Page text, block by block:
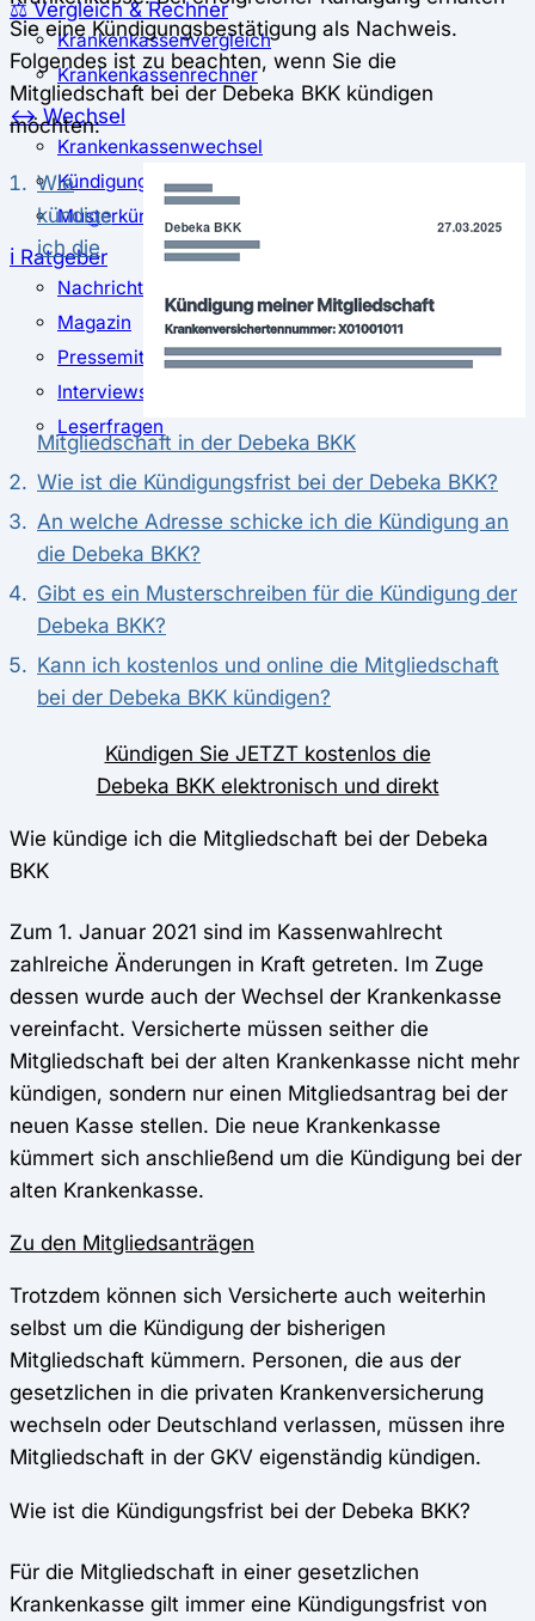
⚖️ Vergleich & Rechner
Krankenkassenvergleich
Krankenkassenrechner
↔ Wechsel
Krankenkassenwechsel
Kündigung
Musterkündigung
ℹ Ratgeber
Nachrichten
Magazin
Pressemitteilungen
Interviews
Leserfragen
Sie eine Kündigungsbestätigung als Nachweis.
Folgendes ist zu beachten, wenn Sie die
Mitgliedschaft bei der Debeka BKK kündigen
möchten:
Wie
kündige
ich die
Mitgliedschaft in der Debeka BKK
Wie ist die Kündigungsfrist bei der Debeka BKK?
An welche Adresse schicke ich die Kündigung an
die Debeka BKK?
Gibt es ein Musterschreiben für die Kündigung der
Debeka BKK?
Kann ich kostenlos und online die Mitgliedschaft
bei der Debeka BKK kündigen?
Kündigen Sie JETZT kostenlos die
Debeka BKK elektronisch und direkt
Wie kündige ich die Mitgliedschaft bei der Debeka
BKK
Zum 1. Januar 2021 sind im Kassenwahlrecht
zahlreiche Änderungen in Kraft getreten. Im Zuge
dessen wurde auch der Wechsel der Krankenkasse
vereinfacht. Versicherte müssen seither die
Mitgliedschaft bei der alten Krankenkasse nicht mehr
kündigen, sondern nur einen Mitgliedsantrag bei der
neuen Kasse stellen. Die neue Krankenkasse
kümmert sich anschließend um die Kündigung bei der
alten Krankenkasse.
Zu den Mitgliedsanträgen
Trotzdem können sich Versicherte auch weiterhin
selbst um die Kündigung der bisherigen
Mitgliedschaft kümmern. Personen, die aus der
gesetzlichen in die privaten Krankenversicherung
wechseln oder Deutschland verlassen, müssen ihre
Mitgliedschaft in der GKV eigenständig kündigen.
Wie ist die Kündigungsfrist bei der Debeka BKK?
Für die Mitgliedschaft in einer gesetzlichen
Krankenkasse gilt immer eine Kündigungsfrist von